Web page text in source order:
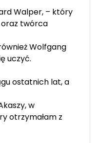
Walper, – który
oraz twórca
Wolfgang
uczyć.
ostatnich lat, a
w
otrzymałam z